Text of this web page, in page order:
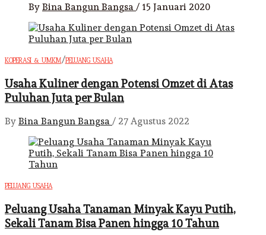
By Bina Bangun Bangsa / 15 Januari 2020
KOPERASI & UMKM/PELUANG USAHA
Usaha Kuliner dengan Potensi Omzet di Atas
Puluhan Juta per Bulan
By Bina Bangun Bangsa / 27 Agustus 2022
PELUANG USAHA
Peluang Usaha Tanaman Minyak Kayu Putih,
Sekali Tanam Bisa Panen hingga 10 Tahun